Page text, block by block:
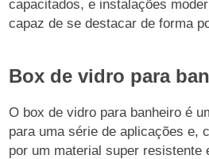
capacitados, e instalações
capaz de se destacar de forma
Box de vidro para
O box de vidro para banheiro é
para uma série de aplicações e,
por um material super resistente